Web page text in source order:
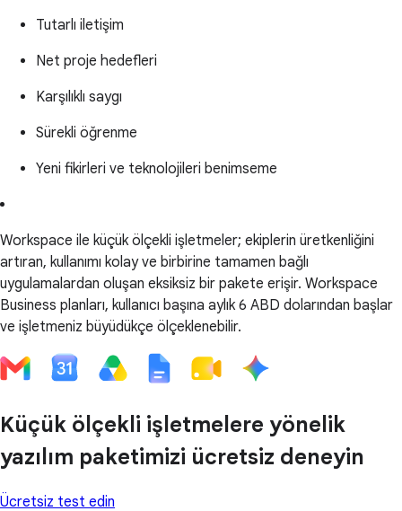
Tutarlı iletişim
Net proje hedefleri
Karşılıklı saygı
Sürekli öğrenme
Yeni fikirleri ve teknolojileri benimseme
Workspace ile küçük ölçekli işletmeler; ekiplerin üretkenliğini
artıran, kullanımı kolay ve birbirine tamamen bağlı
uygulamalardan oluşan eksiksiz bir pakete erişir. Workspace
Business planları, kullanıcı başına aylık 6 ABD dolarından başlar
ve işletmeniz büyüdükçe ölçeklenebilir.
Küçük ölçekli işletmelere yönelik
yazılım paketimizi ücretsiz deneyin
Ücretsiz test edin